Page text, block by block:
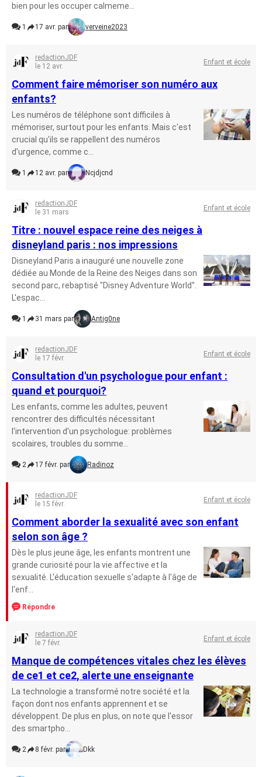
bien pour les occuper calmeme...
1 17 avr. par verveine2023
redactionJDF
le 12 avr.
Enfant et école
Comment faire mémoriser son numéro aux
enfants?
Les numéros de téléphone sont difficiles à
mémoriser, surtout pour les enfants. Mais c'est
crucial qu'ils se rappellent des numéros
d'urgence, comme c...
1 12 avr. par Ncjdjcnd
redactionJDF
le 31 mars
Enfant et école
Titre : nouvel espace reine des neiges à
disneyland paris : nos impressions
Disneyland Paris a inauguré une nouvelle zone
dédiée au Monde de la Reine des Neiges dans son
second parc, rebaptisé "Disney Adventure World".
L'espac...
1 31 mars par Antig0ne
redactionJDF
le 17 févr.
Enfant et école
Consultation d'un psychologue pour enfant :
quand et pourquoi?
Les enfants, comme les adultes, peuvent
rencontrer des difficultés nécessitant
l'intervention d'un psychologue: problèmes
scolaires, troubles du somme...
2 17 févr. par Radinoz
redactionJDF
le 15 févr.
Enfant et école
Comment aborder la sexualité avec son enfant
selon son âge ?
Dès le plus jeune âge, les enfants montrent une
grande curiosité pour la vie affective et la
sexualité. L'éducation sexuelle s'adapte à l'âge de
l'enf...
Répondre
redactionJDF
le 7 févr.
Enfant et école
Manque de compétences vitales chez les élèves
de ce1 et ce2, alerte une enseignante
La technologie a transformé notre société et la
façon dont nos enfants apprennent et se
développent. De plus en plus, on note que l'essor
des smartpho...
2 8 févr. par Dkk